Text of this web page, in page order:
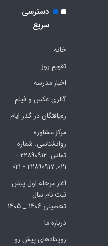
دسترسی
سریع
خانه
تقویم روز
اخبار مدرسه
گالری عکس و فیلم
ره‌یافتگان در گذر ایام
مرکز مشاوره
روانشناسی. شماره
تماس. ۲۲۸۹۰۹۱۲ -
۰۲۱. ۲۲۸۹۰۹۱۷ - ۰۲۱
آغاز مرحله اول پیش
ثبت نام سال
تحصیلی 1406 _ 1405
درباره ما
رویدادهای پیش رو